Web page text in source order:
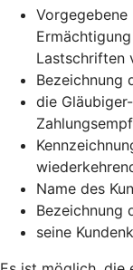
Vorgegebene
Lastschriften
Bezeichnung
die
Name des
Bezeichnung
seine